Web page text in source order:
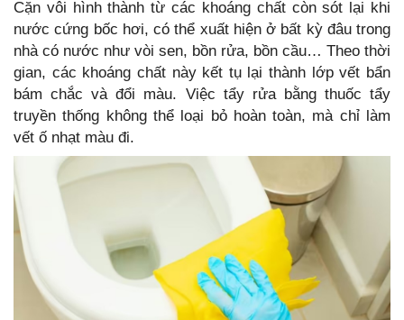
Cặn vôi hình thành từ các khoáng chất còn sót lại khi
nước cứng bốc hơi, có thể xuất hiện ở bất kỳ đâu trong
nhà có nước như vòi sen, bồn rửa, bồn cầu… Theo thời
gian, các khoáng chất này kết tụ lại thành lớp vết bẩn
bám chắc và đổi màu. Việc tẩy rửa bằng thuốc tẩy
truyền thống không thể loại bỏ hoàn toàn, mà chỉ làm
vết ố nhạt màu đi.